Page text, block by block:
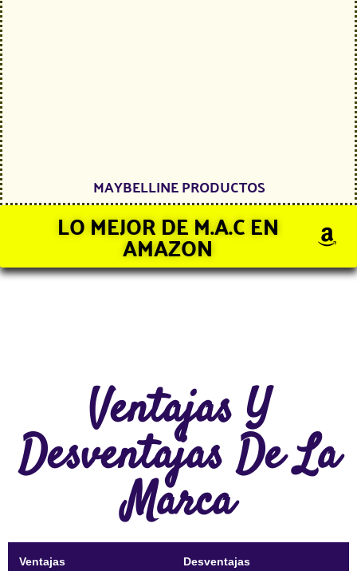
MAYBELLINE PRODUCTOS
LO MEJOR DE M.A.C EN
AMAZON
Ventajas Y
Desventajas De La
Marca
Ventajas Desventajas